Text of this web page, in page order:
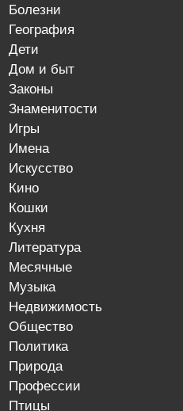
болезни
география
дети
дом и быт
законы
знаменитости
игры
имена
искусство
кино
кошки
кухня
литература
месячные
музыка
недвижимость
общество
политика
природа
профессии
птицы